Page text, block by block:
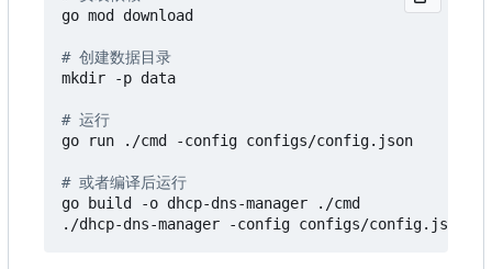
go mod download
# 创建数据目录
mkdir -p data
# 运行
go run ./cmd -config configs/config.json
# 或者编译后运行
go build -o dhcp-dns-manager ./cmd